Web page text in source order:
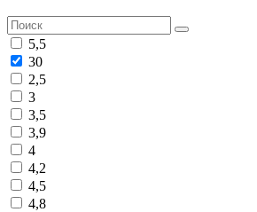
5,5
30
2,5
3
3,5
3,9
4
4,2
4,5
4,8